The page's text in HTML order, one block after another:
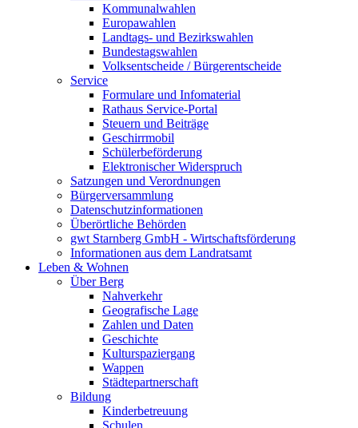
Kommunalwahlen
Europawahlen
Landtags- und Bezirkswahlen
Bundestagswahlen
Volksentscheide / Bürgerentscheide
Service
Formulare und Infomaterial
Rathaus Service-Portal
Steuern und Beiträge
Geschirrmobil
Schülerbeförderung
Elektronischer Widerspruch
Satzungen und Verordnungen
Bürgerversammlung
Datenschutzinformationen
Überörtliche Behörden
gwt Starnberg GmbH - Wirtschaftsförderung
Informationen aus dem Landratsamt
Leben & Wohnen
Über Berg
Nahverkehr
Geografische Lage
Zahlen und Daten
Geschichte
Kulturspaziergang
Wappen
Städtepartnerschaft
Bildung
Kinderbetreuung
Schulen